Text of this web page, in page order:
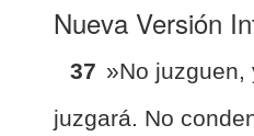
Nueva Versión
37 »No juzguen,
juzgará. No